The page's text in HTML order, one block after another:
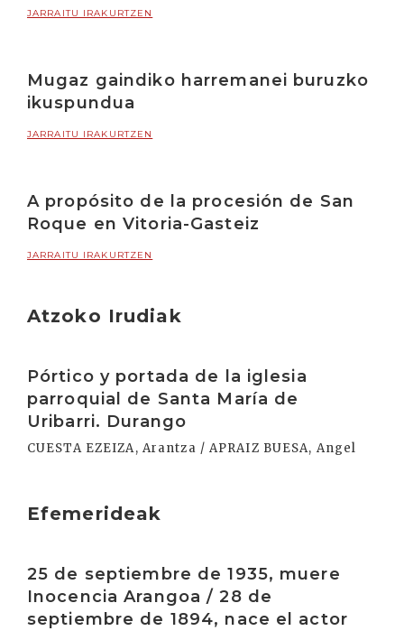
JARRAITU IRAKURTZEN
Mugaz gaindiko harremanei buruzko
ikuspundua
JARRAITU IRAKURTZEN
A propósito de la procesión de San
Roque en Vitoria-Gasteiz
JARRAITU IRAKURTZEN
Atzoko Irudiak
Pórtico y portada de la iglesia
parroquial de Santa María de
Uribarri. Durango
CUESTA EZEIZA, Arantza / APRAIZ BUESA, Angel
Efemerideak
25 de septiembre de 1935, muere
Inocencia Arangoa / 28 de
septiembre de 1894, nace el actor